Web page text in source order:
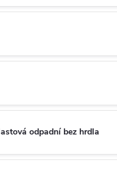
odpadní bez hrdla